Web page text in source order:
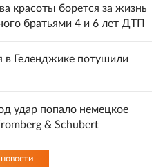
красоты борется за жизнь
братьями 4 и 6 лет ДТП
в Геленджике потушили
удар попало немецкое
& Schubert